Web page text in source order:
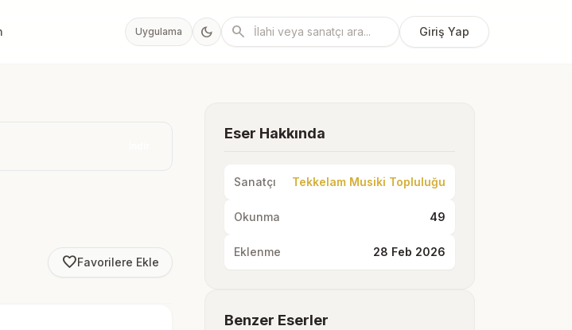
Uygulama dark_mode search Giriş Yap
favorite_borderFavorilere Ekle
Eser Hakkında
Sanatçı Tekkelam Musiki Topluluğu
Okunma 49
Eklenme 28 Feb 2026
Benzer Eserler